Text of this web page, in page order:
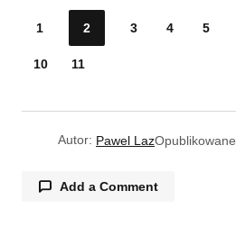
1 2 3 4 5
10 11
Autor: Pawel LazOpublikowane
Add a Comment